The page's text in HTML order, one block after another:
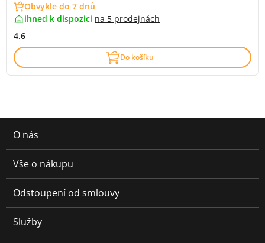
Obvykle do 7 dnů
ihned k dispozici na 5 prodejnách
4.6
Do košíku
O nás
Vše o nákupu
Odstoupení od smlouvy
Služby